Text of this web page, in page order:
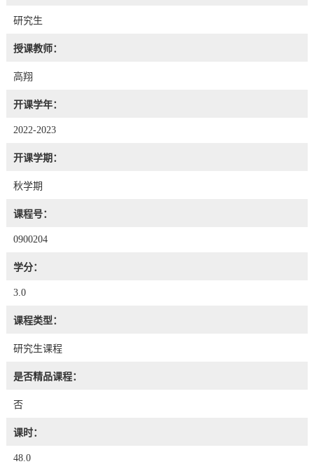
研究生
授课教师：
高翔
开课学年：
2022-2023
开课学期：
秋学期
课程号：
0900204
学分：
3.0
课程类型：
研究生课程
是否精品课程：
否
课时：
48.0